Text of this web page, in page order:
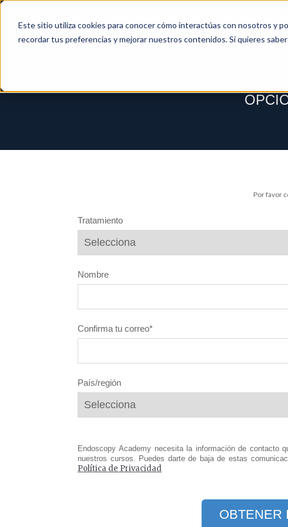
Este sitio utiliza cookies para conocer cómo interactúas con nosotros y
recordar tus preferencias y mejorar nuestros contenidos. Si quieres
Por favor
Tratamiento
Nombre
Confirma tu correo*
País/región
Endoscopy Academy necesita la información de contacto
nuestros cursos. Puedes darte de baja de estas
Política de Privacidad